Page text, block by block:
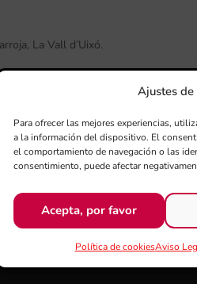
Ajustes de
Para ofrecer las mejores experiencias,
a la información del dispositivo. El
el comportamiento de navegación o las
consentimiento, puede afectar
Acepta, por favor
Política de cookiesAviso
La Vall d’Uixó.
+